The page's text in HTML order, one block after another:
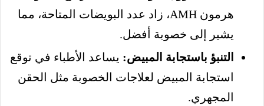
هرمون AMH، زاد عدد البويضات المتاحة، مما
يشير إلى خصوبة أفضل.
التنبؤ باستجابة المبيض: يساعد الأطباء في توقع
استجابة المبيض لعلاجات الخصوبة مثل الحقن
المجهري.